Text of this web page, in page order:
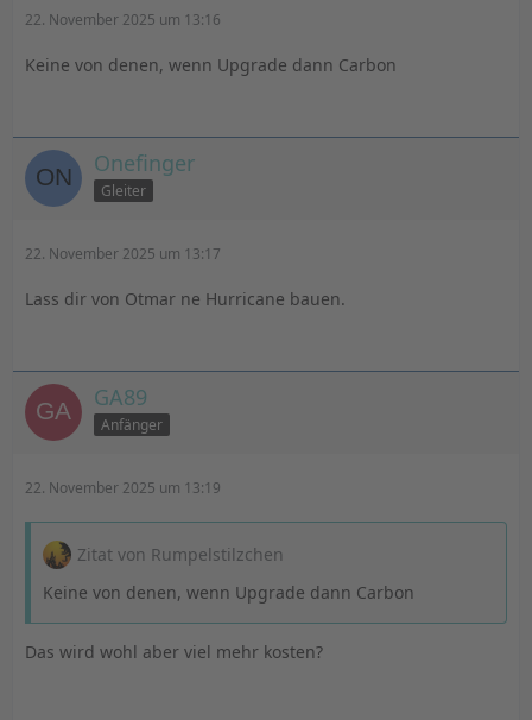
22. November 2025 um 13:16
Keine von denen, wenn Upgrade dann Carbon
Onefinger
Gleiter
22. November 2025 um 13:17
Lass dir von Otmar ne Hurricane bauen.
GA89
Anfänger
22. November 2025 um 13:19
Zitat von Rumpelstilzchen
Keine von denen, wenn Upgrade dann Carbon
Das wird wohl aber viel mehr kosten?